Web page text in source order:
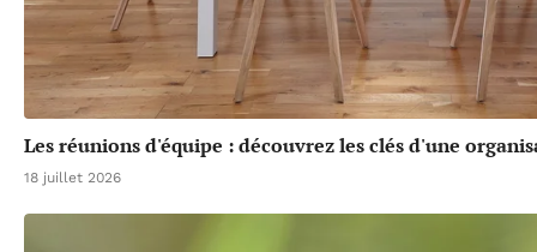
Les réunions d'équipe : découvrez les clés d'une
18 juillet 2026